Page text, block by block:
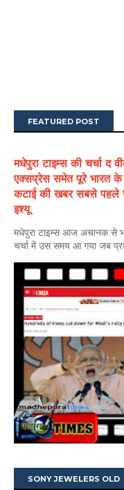
FEATURED POST
मधेपुरा टाइम्स की चर्चा द
एक्सप्रेस समेत पूरे भारत के
कटाई की खबर सबसे पहले
इश्यू
मधेपुरा टाइम्स आज अचानक से
चर्चा में उस समय आ गया जब
SONY JEWELERS OLD